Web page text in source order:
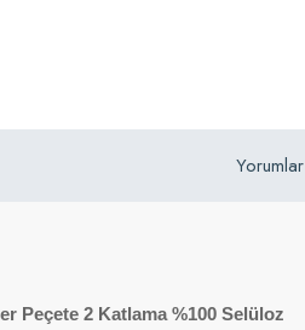
Yorumlar
Peçete 2 Katlama %100 Selüloz